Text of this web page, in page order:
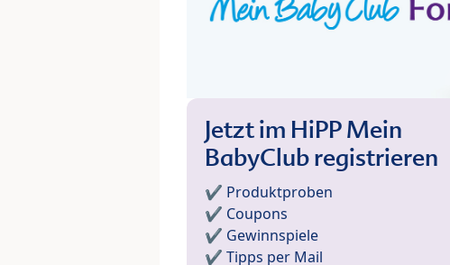
Jetzt im HiPP Mein
BabyClub registrieren
✔️ Produktproben
✔️ Coupons
✔️ Gewinnspiele
✔️ Tipps per Mail